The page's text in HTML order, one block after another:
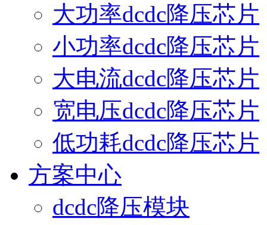
大功率dcdc降压芯片
小功率dcdc降压芯片
大电流dcdc降压芯片
宽电压dcdc降压芯片
低功耗dcdc降压芯片
方案中心
dcdc降压模块